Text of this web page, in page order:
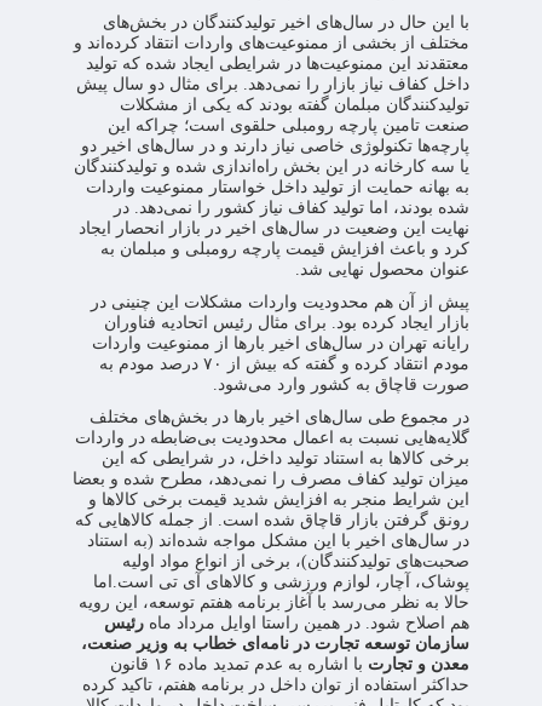
با این حال در سال‌های اخیر تولیدکنندگان در بخش‌های
مختلف از بخشی از ممنوعیت‌های واردات انتقاد کرده‌اند و
معتقدند این ممنوعیت‌ها در شرایطی ایجاد شده که تولید
داخل کفاف نیاز بازار را نمی‌دهد. برای مثال دو سال پیش
تولیدکنندگان مبلمان گفته بودند که یکی از مشکلات
صنعت تامین پارچه رومبلی حلقوی است؛ چراکه این
پارچه‌ها تکنولوژی خاصی نیاز دارند و در سال‌های اخیر دو
یا سه کارخانه در این بخش راه‌اندازی شده و تولیدکنندگان
به بهانه حمایت از تولید داخل خواستار ممنوعیت واردات
شده بودند، اما تولید کفاف نیاز کشور را نمی‌دهد. در
نهایت این وضعیت در سال‌های اخیر در بازار انحصار ایجاد
کرد و باعث افزایش قیمت پارچه رومبلی و مبلمان به
عنوان محصول نهایی شد.
پیش از آن هم محدودیت واردات مشکلات این چنینی در
بازار ایجاد کرده بود. برای مثال رئیس اتحادیه فناوران
رایانه تهران در سال‌های اخیر بارها از ممنوعیت واردات
مودم انتقاد کرده و گفته که بیش از ۷۰ درصد مودم به
صورت قاچاق به کشور وارد می‌شود.
در مجموع طی سال‌های اخیر بارها در بخش‌های مختلف
گلایه‌هایی نسبت به اعمال محدودیت بی‌ضابطه در واردات
برخی کالاها به استناد تولید داخل، در شرایطی که این
میزان تولید کفاف مصرف را نمی‌دهد، مطرح شده و بعضا
این شرایط منجر به افزایش شدید قیمت برخی کالاها و
رونق گرفتن بازار قاچاق شده است. از جمله کالاهایی که
در سال‌های اخیر با این مشکل مواجه شده‌اند (به استناد
صحبت‌های تولیدکنندگان)، برخی از انواع مواد اولیه
پوشاک، آچار، لوازم ورزشی و کالاهای آی تی است.اما
حالا به نظر می‌رسد با آغاز برنامه هفتم توسعه، این رویه
هم اصلاح شود. در همین راستا اوایل مرداد ماه رئیس
سازمان توسعه تجارت در نامه‌ای خطاب به وزیر صنعت،
معدن و تجارت
با اشاره به عدم تمدید ماده ۱۶ قانون
حداکثر استفاده از توان داخل در برنامه هفتم، تاکید کرده